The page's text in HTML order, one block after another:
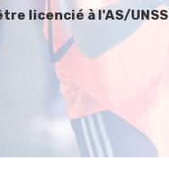
licencié à l'AS/UNSS